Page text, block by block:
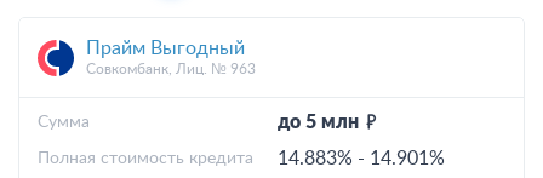
С плохой КИ
Прайм Выгодный
Совкомбанк, Лиц. № 963
до 5 млн
Cумма
14.883% - 14.901%
Полная стоимость кредита